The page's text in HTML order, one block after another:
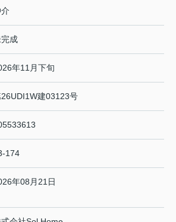
成
年11月下旬
建03123号
174
年08月21日